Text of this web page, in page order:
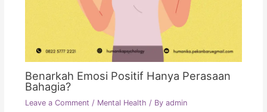
Benarkah Emosi Positif Hanya Perasaan
Bahagia?
Leave a Comment / Mental Health / By admin